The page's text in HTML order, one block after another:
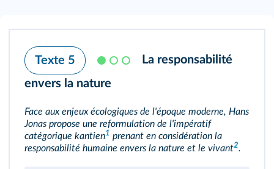
Texte 5
La responsabilité
envers la nature
Face aux enjeux écologiques de l'époque moderne, Hans
Jonas propose une reformulation de l'impératif
catégorique kantien1 prenant en considération la
responsabilité humaine envers la nature et le vivant2.